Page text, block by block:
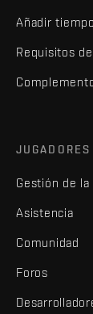
Añadir
Requisitos
Gestión de la
Asistencia
Comunidad
Foros